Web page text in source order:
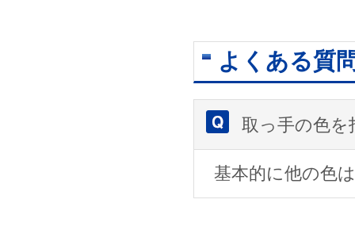
よくある質
取っ手の色を
基本的に他の色